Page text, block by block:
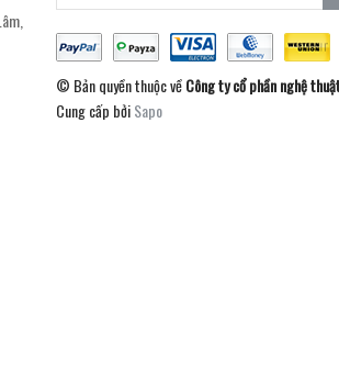
© Bản quyền thuộc vềCông ty cổ phần nghệ
Cung cấp bởiSapo